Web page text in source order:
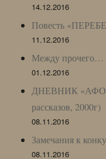
14.12.2016
Повесть
11.12.2016
Между прочего…
01.12.2016
ДНЕВНИК
рассказов, 2000г)
08.11.2016
Замечания к
08.11.2016